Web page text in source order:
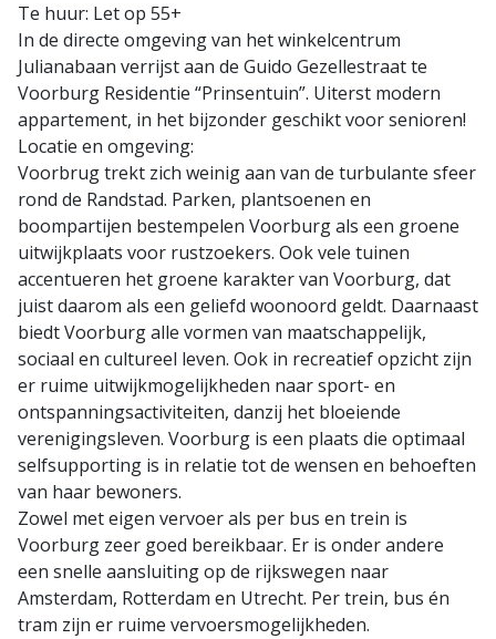
Te huur: Let op 55+
In de directe omgeving van het winkelcentrum
Julianabaan verrijst aan de Guido Gezellestraat te
Voorburg Residentie “Prinsentuin”. Uiterst modern
appartement, in het bijzonder geschikt voor senioren!
Locatie en omgeving:
Voorbrug trekt zich weinig aan van de turbulante sfeer
rond de Randstad. Parken, plantsoenen en
boompartijen bestempelen Voorburg als een groene
uitwijkplaats voor rustzoekers. Ook vele tuinen
accentueren het groene karakter van Voorburg, dat
juist daarom als een geliefd woonoord geldt. Daarnaast
biedt Voorburg alle vormen van maatschappelijk,
sociaal en cultureel leven. Ook in recreatief opzicht zijn
er ruime uitwijkmogelijkheden naar sport- en
ontspanningsactiviteiten, danzij het bloeiende
verenigingsleven. Voorburg is een plaats die optimaal
selfsupporting is in relatie tot de wensen en behoeften
van haar bewoners.
Zowel met eigen vervoer als per bus en trein is
Voorburg zeer goed bereikbaar. Er is onder andere
een snelle aansluiting op de rijkswegen naar
Amsterdam, Rotterdam en Utrecht. Per trein, bus én
tram zijn er ruime vervoersmogelijkheden.